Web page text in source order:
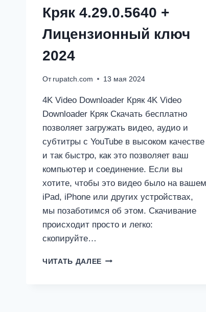
Кряк 4.29.0.5640 +
Лицензионный ключ
2024
От rupatch.com 13 мая 2024
4K Video Downloader Кряк 4K Video
Downloader Кряк Скачать бесплатно
позволяет загружать видео, аудио и
субтитры с YouTube в высоком качестве
и так быстро, как это позволяет ваш
компьютер и соединение. Если вы
хотите, чтобы это видео было на вашем
iPad, iPhone или других устройствах,
мы позаботимся об этом. Скачивание
происходит просто и легко:
скопируйте…
ЧИТАТЬ ДАЛЕЕ 4K